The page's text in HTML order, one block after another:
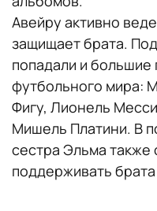
Авейру активно
защищает брата.
попадали и большие
футбольного мира:
Фигу, Лионель
Мишель Платини. В
сестра Эльма также
поддерживать